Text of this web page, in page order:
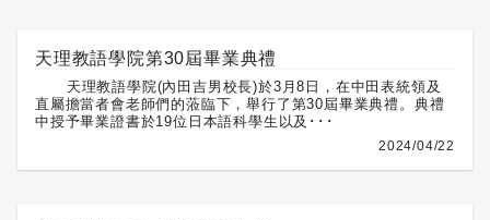
天理教語學院第30屆畢業典禮
天理教語學院(內田吉男校長)於3月8日，在中田表統領及
直屬擔當者會老師們的蒞臨下，舉行了第30屆畢業典禮。典禮
中授予畢業證書於19位日本語科學生以及･･･
2024/04/22